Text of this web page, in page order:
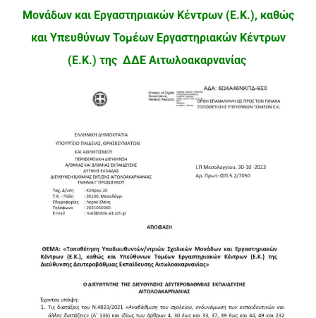
Μονάδων και Εργαστηριακών Κέντρων (Ε.Κ.), καθώς
και Υπευθύνων Τομέων Εργαστηριακών Κέντρων
(Ε.Κ.) της ΔΔΕ Αιτωλοακαρνανίας